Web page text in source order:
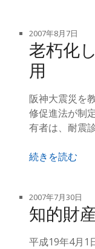
2007年8月7日
老朽化
用
阪神大震災を
修促進法が制
有者は、耐震
続きを読む
2007年7月30日
知的財
平成19年4月1